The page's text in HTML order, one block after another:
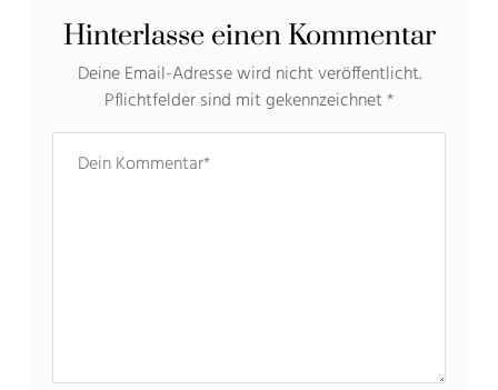
Hinterlasse einen Kommentar
Deine Email-Adresse wird nicht veröffentlicht.
Pflichtfelder sind mit gekennzeichnet*